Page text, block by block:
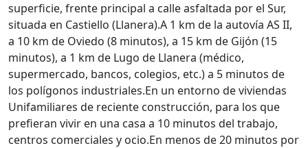
superficie, frente principal a calle asfaltada por el Sur,
situada en Castiello (Llanera).A 1 km de la autovía AS II,
a 10 km de Oviedo (8 minutos), a 15 km de Gijón (15
minutos), a 1 km de Lugo de Llanera (médico,
supermercado, bancos, colegios, etc.) a 5 minutos de
los polígonos industriales.En un entorno de viviendas
Unifamiliares de reciente construcción, para los que
prefieran vivir en una casa a 10 minutos del trabajo,
centros comerciales y ocio.En menos de 20 minutos por